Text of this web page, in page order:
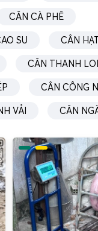
CÂN CÀ PHÊ
SU CÂN
CÂN THANH
CÂN CÔNG
VẢI CÂN